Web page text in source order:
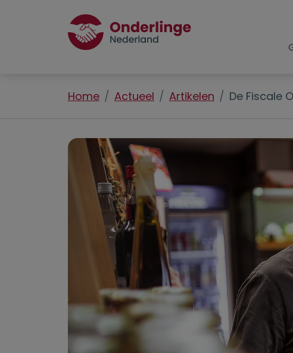
Home Actueel Artikelen De Fiscale